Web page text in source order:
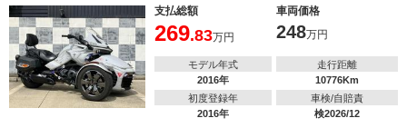
支払総額 車両価格
269.83万円 248万円
モデル年式
2016年
走行距離
10776Km
初度登録年
2016年
車検/自賠責
検2026/12